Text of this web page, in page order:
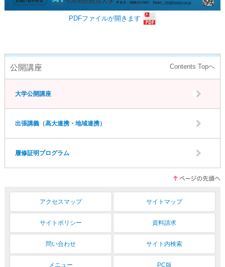
PDFファイルが開きます
公開講座
大学公開講座
出張講義（高大連携・地域連携）
履修証明プログラム
アクセスマップ サイトマップ
サイトポリシー 資料請求
問い合わせ サイト内検索
メニュー PC版